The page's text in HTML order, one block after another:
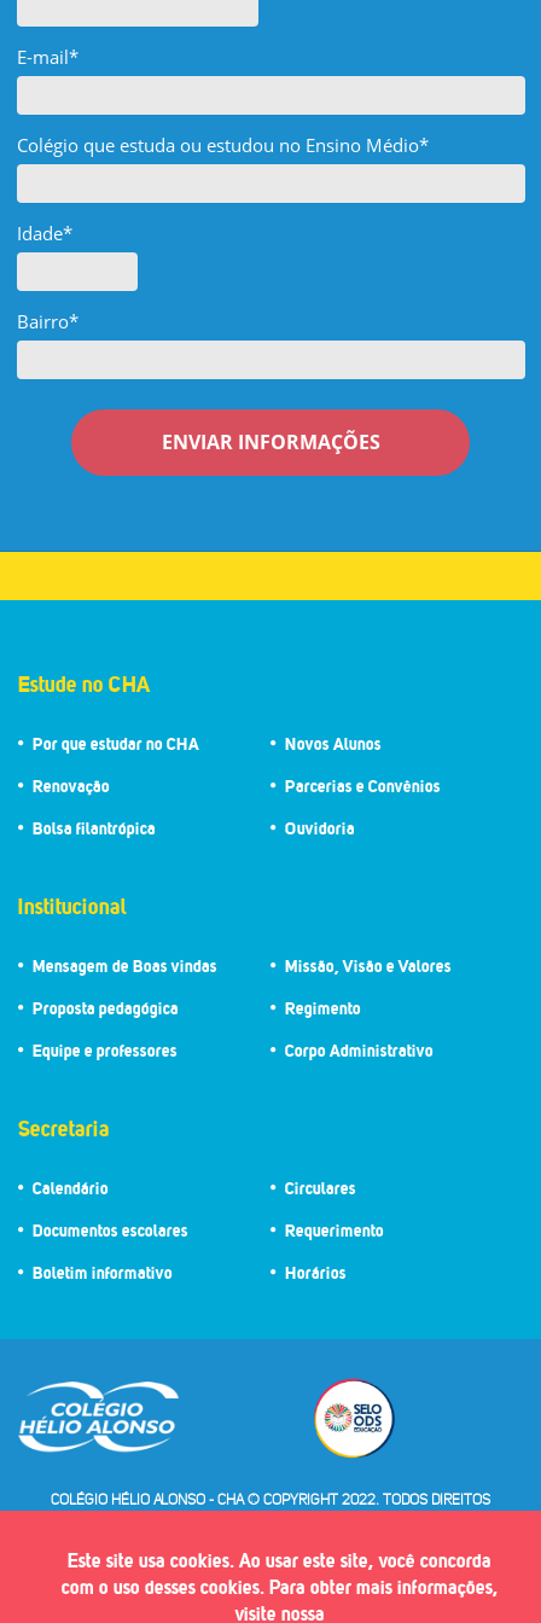
E-mail*
Colégio que estuda ou estudou no Ensino Médio*
Idade*
Bairro*
ENVIAR INFORMAÇÕES
Estude no CHA
Por que estudar no CHA Novos Alunos
Renovação Parcerias e Convênios
Bolsa filantrópica Ouvidoria
Institucional
Mensagem de Boas vindas Missão, Visão e Valores
Proposta pedagógica Regimento
Equipe e professores Corpo Administrativo
Secretaria
Calendário Circulares
Documentos escolares Requerimento
Boletim informativo Horários
COLÉGIO HÉLIO ALONSO - CHA © COPYRIGHT 2022. TODOS DIREITOS
Este site usa cookies. Ao usar este site, você concorda
com o uso desses cookies. Para obter mais informações,
visite nossa